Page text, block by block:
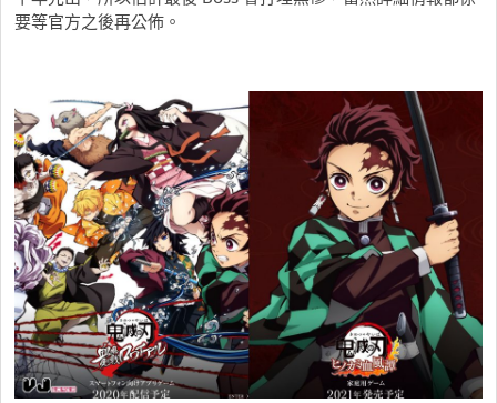
要等官方之後再公佈。